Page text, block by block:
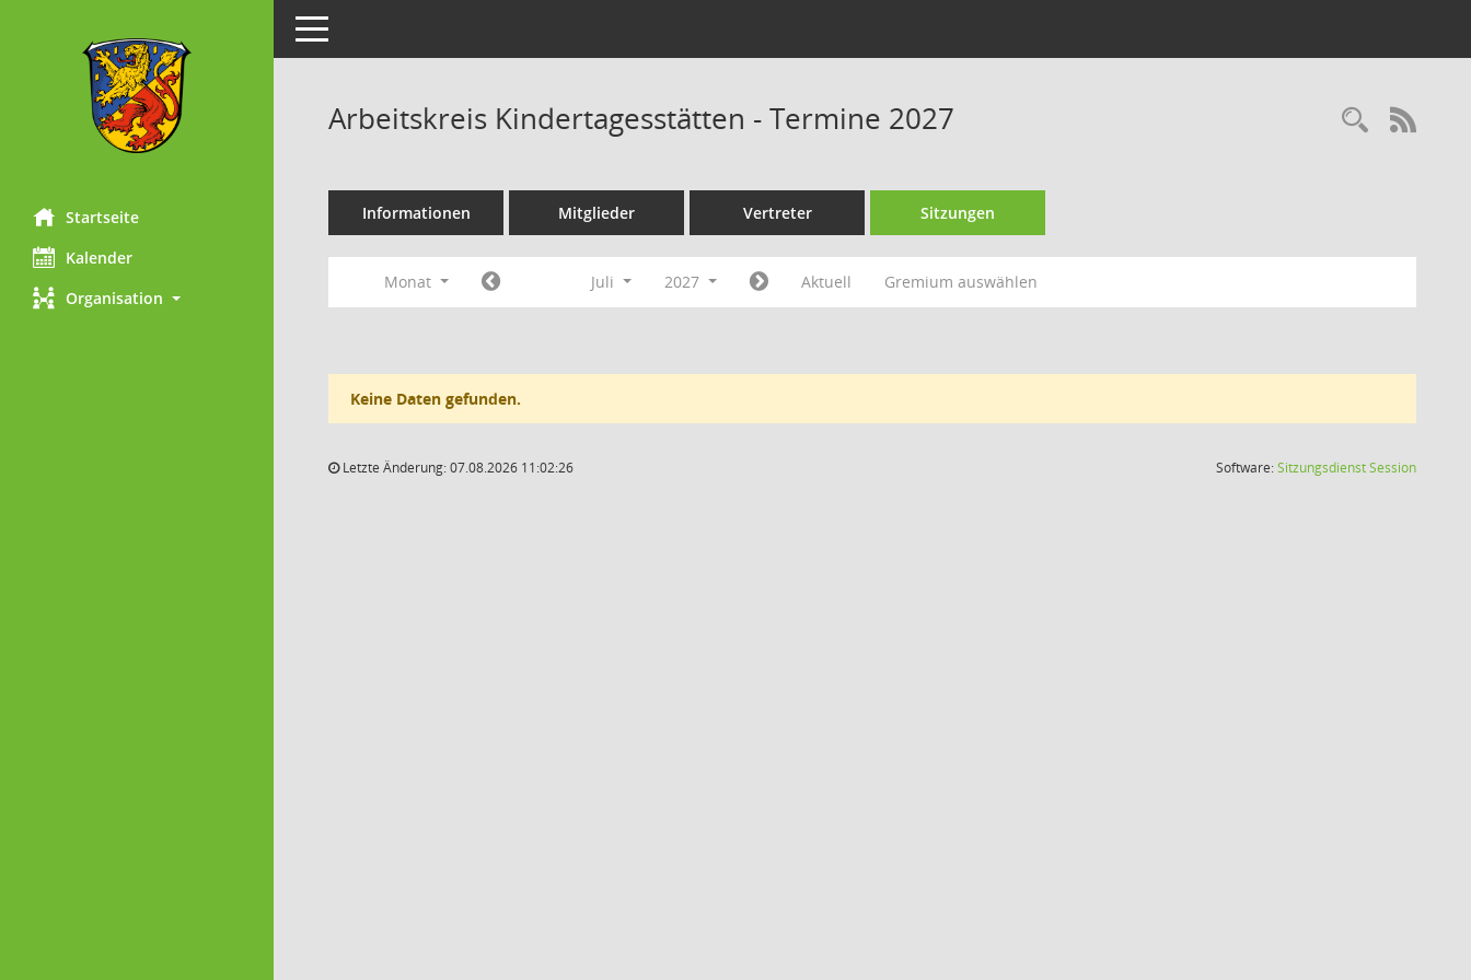
Startseite
Kalender
Organisation
Toggle navigation
Arbeitskreis Kindertagesstätten - Termine 2027
Informationen Mitglieder Vertreter Sitzungen
Monat Juli 2027 Aktuell Gremium auswählen
Keine Daten gefunden.
Letzte Änderung: 07.08.2026 11:02:26 Software:SitzungsdienstSession(Wird in